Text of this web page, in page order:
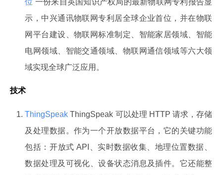
位 一份来自英国知识产权局的最新物联网专利报告显
示，中兴通讯物联网专利居全球企业首位，并在物联
网平台建设、物联网标准制定、智能家居领域、智能
电网领域、智能交通领域、物联网通信领域等六大领
域实现全球广泛应用。
技术
ThingSpeakThingSpeak 可以处理 HTTP 请求，存储
及处理数据。作为一个开放数据平台，它的关键功能
包括：开放式 API、实时数据收集、地理位置数据、
数据处理及可视化、设备状态消息及插件。它还能整